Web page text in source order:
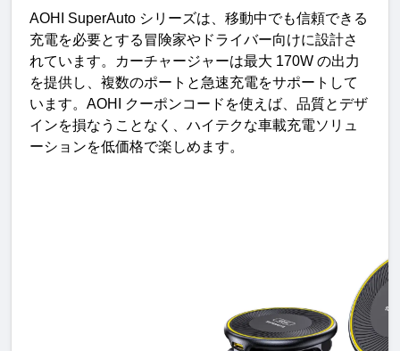
AOHI SuperAuto シリーズは、移動中でも信頼できる
充電を必要とする冒険家やドライバー向けに設計さ
れています。カーチャージャーは最大 170W の出力
を提供し、複数のポートと急速充電をサポートして
います。 AOHI
クーポンコードを使えば、品質とデザ
インを損なうことなく、ハイテクな車載充電ソリュ
ーションを低価格で楽しめます。